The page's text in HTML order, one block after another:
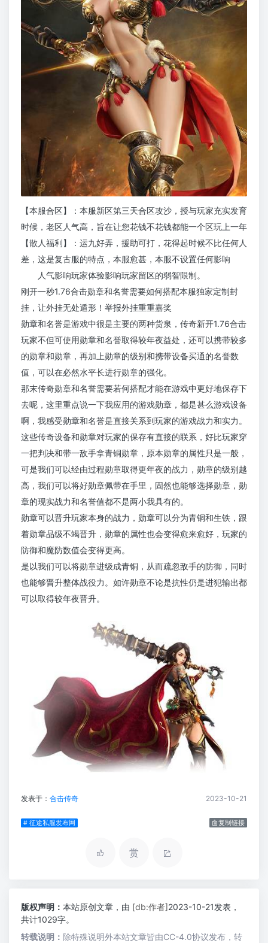
【本服合区】：本服新区第三天合区攻沙，授与玩家充实发育
时候，老区人气高，旨在让您花钱不花钱都能一个区玩上一年
【散人福利】：运九好弄，援助可打，花得起时候不比任何人
差，这是复古服的特点，本服愈甚，本服不设置任何影响
人气影响玩家体验影响玩家留区的弱智限制。
刚开一秒1.76合击勋章和名誉需要如何搭配本服独家定制封
挂，让外挂无处遁形！举报外挂重重嘉奖
勋章和名誉是游戏中很是主要的两种货泉，传奇新开1.76合击
玩家不但可使用勋章和名誉取得较年夜益处，还可以携带较多
的勋章和勋章，再加上勋章的级别和携带设备买通的名誉数
值，可以在必然水平长进行勋章的强化。
那末传奇勋章和名誉需要若何搭配才能在游戏中更好地保存下
去呢，这里重点说一下我应用的游戏勋章，都是甚么游戏设备
啊，我感受勋章和名誉是直接关系到玩家的游戏战力和实力。
这些传奇设备和勋章对玩家的保存有直接的联系，好比玩家穿
一把判决和带一敌手拿青铜勋章，原本勋章的属性只是一般，
可是我们可以经由过程勋章取得更年夜的战力，勋章的级别越
高，我们可以将好勋章佩带在手里，固然也能够选择勋章，勋
章的现实战力和名誉值都不是两小我具有的。
勋章可以晋升玩家本身的战力，勋章可以分为青铜和生铁，跟
着勋章品级不竭晋升，勋章的属性也会变得愈来愈好，玩家的
防御和魔防数值会变得更高。
是以我们可以将勋章进级成青铜，从而疏忽敌手的防御，同时
也能够晋升整体战役力。如许勋章不论是抗性仍是进犯输出都
可以取得较年夜晋升。
发表于： 合击传奇 2023-10-21
# 征途私服发布网 复制链接
赏
版权声明： 本站原创文章，由 [db:作者]2023-10-21发表，
共计1029字。
转载说明： 除特殊说明外本站文章皆由CC-4.0协议发布，转